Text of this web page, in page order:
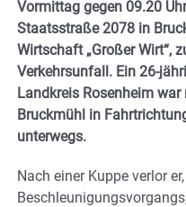
Vormittag gegen 09.20
Staatsstraße 2078 in
Wirtschaft „Großer Wirt“,
Verkehrsunfall. Ein 26-
Landkreis Rosenheim
Bruckmühl in
unterwegs.
Nach einer Kuppe verlor